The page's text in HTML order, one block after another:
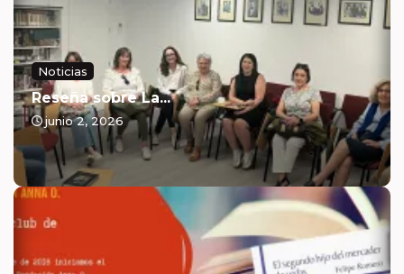
Noticias
Reseña sobre La...
junio 2, 2026